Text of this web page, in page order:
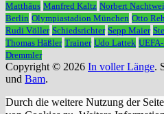
Matthäus Manfred Kaltz Norbert
Berlin Olympiastadion München Otto
Rudi Völler Schiedsrichter Sepp Maier
Thomas Häßler Trainer Udo Lattek
Dremmler
Copyright © 2026 In voller Länge.
und Bam.
Durch die weitere Nutzung der